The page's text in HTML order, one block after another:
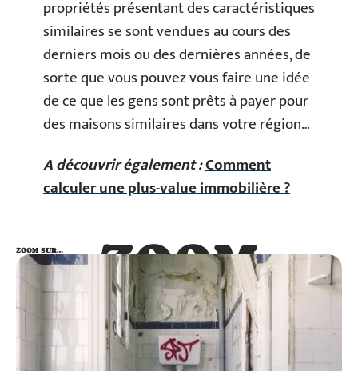
propriétés présentant des caractéristiques
similaires se sont vendues au cours des
derniers mois ou des dernières années, de
sorte que vous pouvez vous faire une idée
de ce que les gens sont prêts à payer pour
des maisons similaires dans votre région…
A découvrir également :Comment
calculer une plus-value immobilière ?
ZOOM
SUR…
ZOOM SUR…